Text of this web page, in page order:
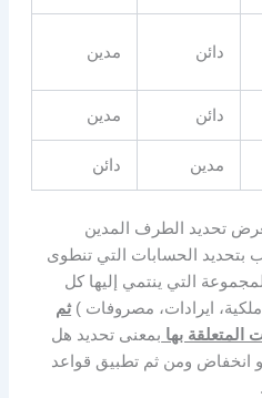
دائن مدين
دائن مدين
مدين دائن
تحديد الطرف المدين
بتحديد الحسابات التي تنطوى
التي ينتمي إليها كل
ايرادات، مصروفات )ثم
المتعلقة بها بمعنى تحديد هل
انخفاض ومن ثم تطبيق قواعد